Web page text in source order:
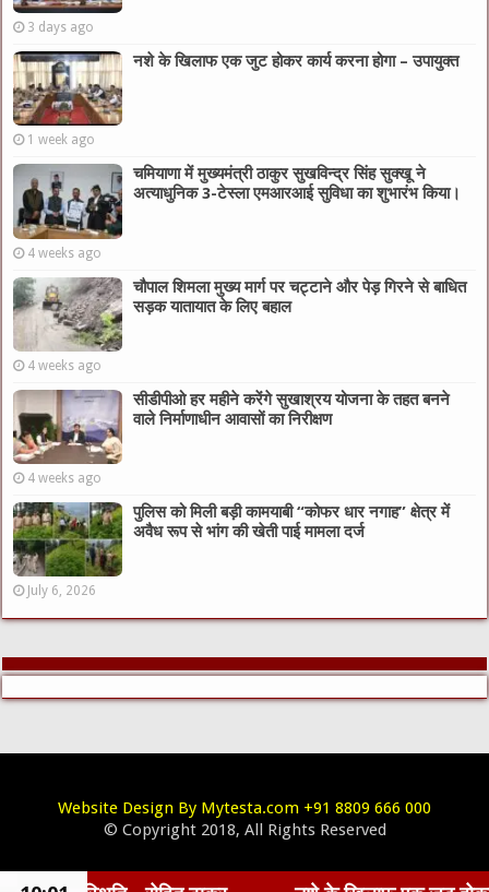
3 days ago
नशे के खिलाफ एक जुट होकर कार्य करना होगा – उपायुक्त
1 week ago
चमियाणा में मुख्यमंत्री ठाकुर सुखविन्द्र सिंह सुक्खू ने
अत्याधुनिक 3-टेस्ला एमआरआई सुविधा का शुभारंभ किया।
4 weeks ago
चौपाल शिमला मुख्य मार्ग पर चट्टाने और पेड़ गिरने से बाधित
सड़क यातायात के लिए बहाल
4 weeks ago
सीडीपीओ हर महीने करेंगे सुखाश्रय योजना के तहत बनने
वाले निर्माणाधीन आवासों का निरीक्षण
4 weeks ago
पुलिस को मिली बड़ी कामयाबी “कोफर धार नगाह” क्षेत्र में
अवैध रूप से भांग की खेती पाई मामला दर्ज
July 6, 2026
Website Design By Mytesta.com +91 8809 666 000
© Copyright 2018, All Rights Reserved